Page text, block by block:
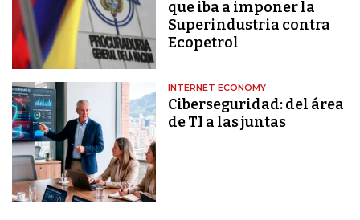
que iba a imponer la
Superindustria contra
Ecopetrol
INTERNET ECONOMY
Ciberseguridad: del área
de TI a las juntas